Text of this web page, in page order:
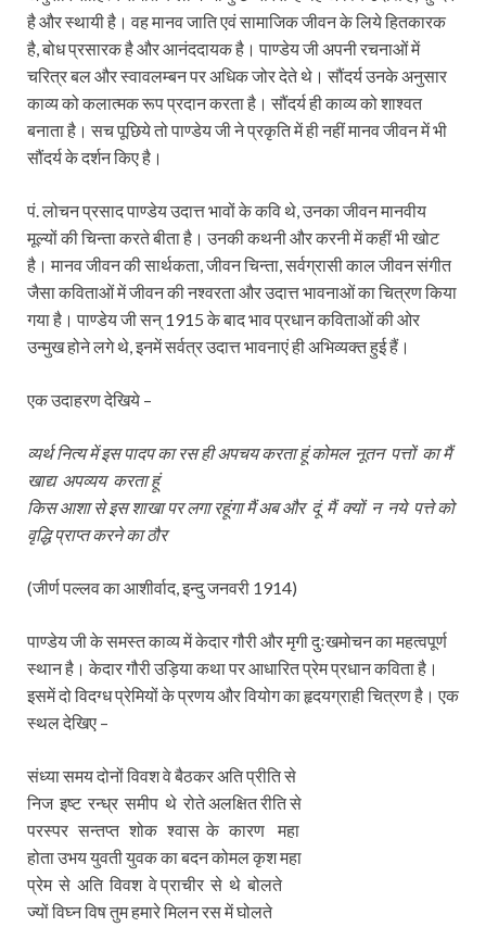
है और स्थायी है। वह मानव जाति एवं सामाजिक जीवन के लिये हितकारक
है, बोध प्रसारक है और आनंददायक है। पाण्डेय जी अपनी रचनाओं में
चरित्र बल और स्वावलम्बन पर अधिक जोर देते थे। सौंदर्य उनके अनुसार
काव्य को कलात्मक रूप प्रदान करता है। सौंदर्य ही काव्य को शाश्वत
बनाता है। सच पूछिये तो पाण्डेय जी ने प्रकृति में ही नहीं मानव जीवन में भी
सौंदर्य के दर्शन किए है।
पं. लोचन प्रसाद पाण्डेय उदात्त भावों के कवि थे, उनका जीवन मानवीय
मूल्यों की चिन्ता करते बीता है। उनकी कथनी और करनी में कहीं भी खोट
है। मानव जीवन की सार्थकता, जीवन चिन्ता, सर्वग्रासी काल जीवन संगीत
जैसा कविताओं में जीवन की नश्वरता और उदात्त भावनाओं का चित्रण किया
गया है। पाण्डेय जी सन् 1915 के बाद भाव प्रधान कविताओं की ओर
उन्मुख होने लगे थे, इनमें सर्वत्र उदात्त भावनाएं ही अभिव्यक्त हुई हैं।
एक उदाहरण देखिये –
व्यर्थ नित्य में इस पादप का रस ही अपचय करता हूं कोमल नूतन पत्तों का मैं
खाद्य अपव्यय करता हूं
किस आशा से इस शाखा पर लगा रहूंगा मैं अब और दूं मैं क्यों न नये पत्ते को
वृद्धि प्राप्त करने का ठौर
(जीर्ण पल्लव का आशीर्वाद, इन्दु जनवरी 1914)
पाण्डेय जी के समस्त काव्य में केदार गौरी और मृगी दुःखमोचन का महत्वपूर्ण
स्थान है। केदार गौरी उड़िया कथा पर आधारित प्रेम प्रधान कविता है।
इसमें दो विदग्ध प्रेमियों के प्रणय और वियोग का हृदयग्राही चित्रण है। एक
स्थल देखिए –
संध्या समय दोनों विवश वे बैठकर अति प्रीति से
निज इष्ट रन्ध्र समीप थे रोते अलक्षित रीति से
परस्पर सन्तप्त शोक श्वास के कारण महा
होता उभय युवती युवक का बदन कोमल कृश महा
प्रेम से अति विवश वे प्राचीर से थे बोलते
ज्यों विघ्न विष तुम हमारे मिलन रस में घोलते